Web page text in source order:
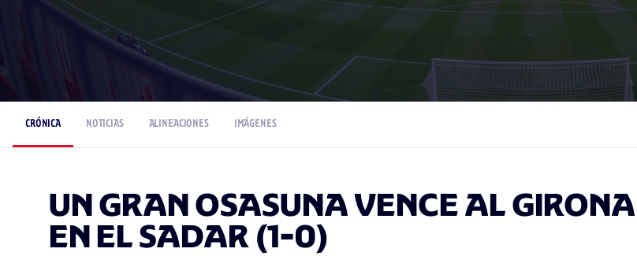
CRÓNICA NOTICIAS ALINEACIONES IMÁGENES
UN GRAN OSASUNA VENCE AL GIRONA
EN EL SADAR (1-0)